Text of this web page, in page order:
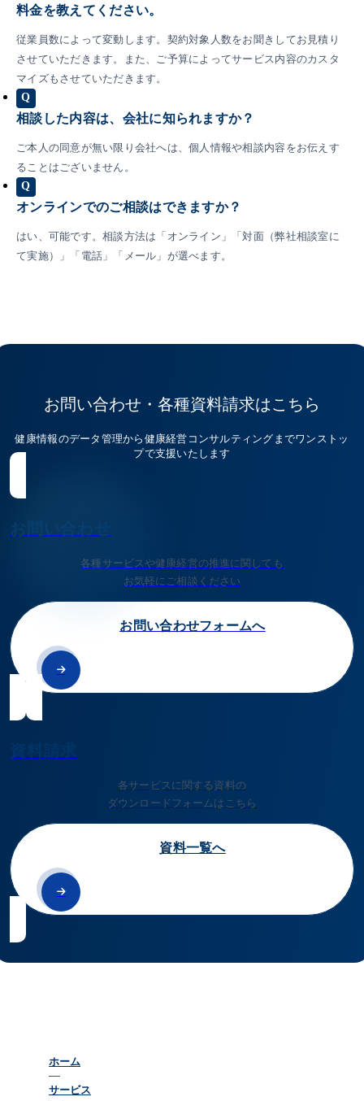
料金を教えてください。
従業員数によって変動します。契約対象人数をお聞きしてお見積り
させていただきます。また、ご予算によってサービス内容のカスタ
マイズもさせていただきます。
Q
相談した内容は、会社に知られますか？
ご本人の同意が無い限り会社へは、個人情報や相談内容をお伝えす
ることはございません。
Q
オンラインでのご相談はできますか？
はい、可能です。相談方法は「オンライン」「対面（弊社相談室に
て実施）」「電話」「メール」が選べます。
お問い合わせ・各種資料請求はこちら
健康情報のデータ管理から健康経営コンサルティングまでワンストッ
プで支援いたします
各種サービスや健康経営の推進に関しても
お気軽にご相談ください
お問い合わせフォームへ
各サービスに関する資料の
ダウンロードフォームはこちら
資料一覧へ
ホーム
サービス